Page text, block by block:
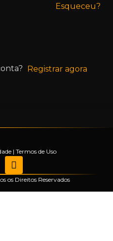
Esqueceu?
Registrar agora
| Termos de Uso
os Direitos Reservados